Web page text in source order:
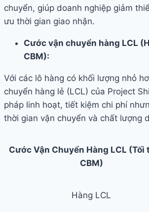
chuyển, giúp doanh nghiệp giảm
ưu thời gian giao nhận.
Cước vận chuyển hàng LCL
CBM):
Với các lô hàng có khối lượng nhỏ
chuyển hàng lẻ (LCL) của Project
pháp linh hoạt, tiết kiệm chi phí
thời gian vận chuyển và chất lượng
Cước Vận Chuyển Hàng LCL (Tối
CBM)
Hàng LCL